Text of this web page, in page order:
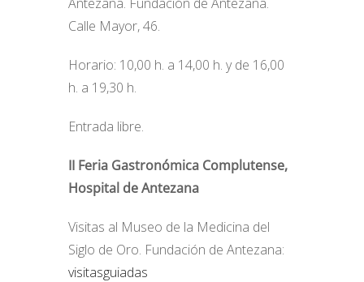
Calle Mayor, 46.
Horario: 10,00 h. a 14,00 h. y de 16,00
h. a 19,30 h.
Entrada libre.
II Feria Gastronómica Complutense,
Hospital de Antezana
Visitas al Museo de la Medicina del
Siglo de Oro. Fundación de Antezana:
visitasguiadas